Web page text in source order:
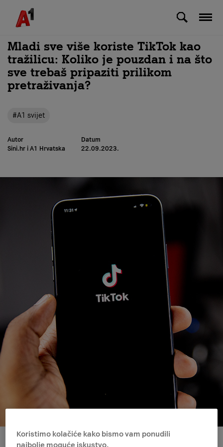
Skip to Main Content
Mladi sve više koriste TikTok kao
tražilicu: Koliko je pouzdan i na što
sve trebaš pripaziti prilikom
pretraživanja?
#A1 svijet
Autor
Sini.hr i A1 Hrvatska
Datum
22.09.2023.
Koristimo kolačiće kako bismo vam ponudili
najbolje moguće iskustvo.